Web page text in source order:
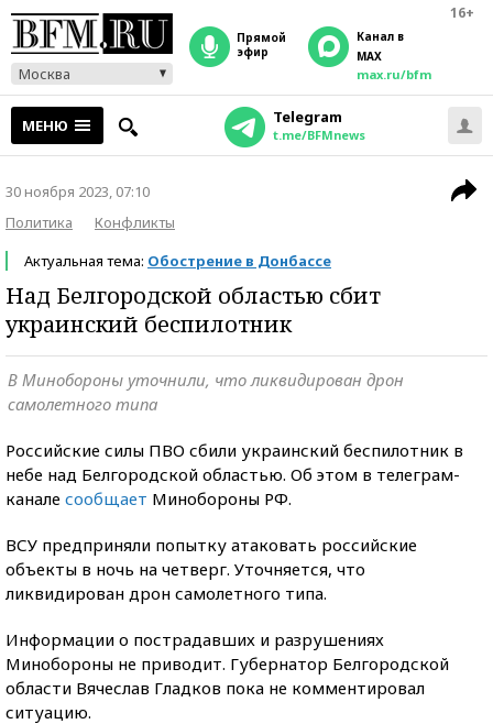
16+
Москва
прямой
эфир
Канал в
MAX
max.ru/bfm
МЕНЮ Telegram
t.me/BFMnews
30 ноября 2023, 07:10
Политика
Конфликты
Актуальная тема: Обострение в Донбассе
Над Белгородской областью сбит
украинский беспилотник
В Минобороны уточнили, что ликвидирован дрон
самолетного типа
Российские силы ПВО сбили украинский беспилотник в
небе над Белгородской областью. Об этом в телеграм-
канале сообщает Минобороны РФ.
ВСУ предприняли попытку атаковать российские
объекты в ночь на четверг. Уточняется, что
ликвидирован дрон самолетного типа.
Информации о пострадавших и разрушениях
Минобороны не приводит. Губернатор Белгородской
области Вячеслав Гладков пока не комментировал
ситуацию.